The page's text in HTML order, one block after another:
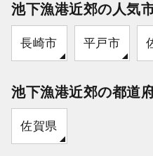
池下漁港近郊の人気
長崎市 平戸市
池下漁港近郊の都道
佐賀県